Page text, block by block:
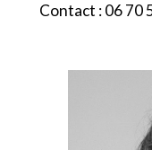
Contact : 06 70